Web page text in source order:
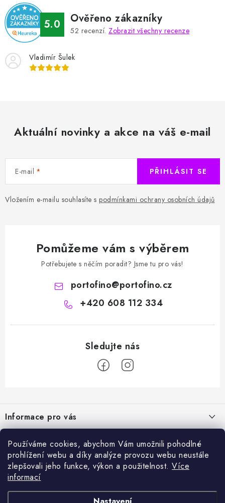
Používáme cookies, abychom Vám umožnili pohodlné
prohlížení webu a díky analýze provozu webu neustále
zlepšovali jeho funkce, výkon a použitelnost. Více
informací
5.0 Ověřeno zákazníky
52 recenzí. Zobrazit všechny recenze
Vladimír Šulek
Aktuální novinky a akce na váš e-mail
E-mail
Vložením e-mailu souhlasíte s podmínkami ochrany osobních údajů
PŘIHLÁSIT SE
Pomůžeme vám s výběrem
Potřebujete s něčím poradit? Jsme tu pro vás!
portofino@portofino.cz
+420 608 112 334
p
a
Informace pro vás
Jak nakupovat
O nás
Kontakty
Sortiment
Chemie a péče o vozidla
Příslušenství a ND k automyčkám
Nejprodávanější
Přijímáme online platby